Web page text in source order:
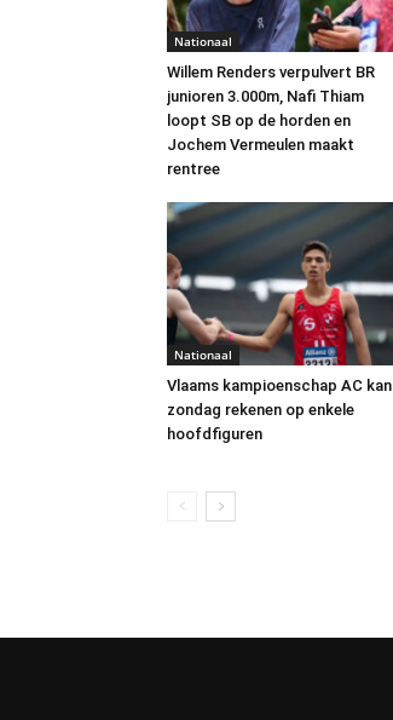
Nationaal
Willem Renders verpulvert BR
junioren 3.000m, Nafi Thiam
loopt SB op de horden en
Jochem Vermeulen maakt
rentree
Nationaal
Vlaams kampioenschap AC kan
zondag rekenen op enkele
hoofdfiguren